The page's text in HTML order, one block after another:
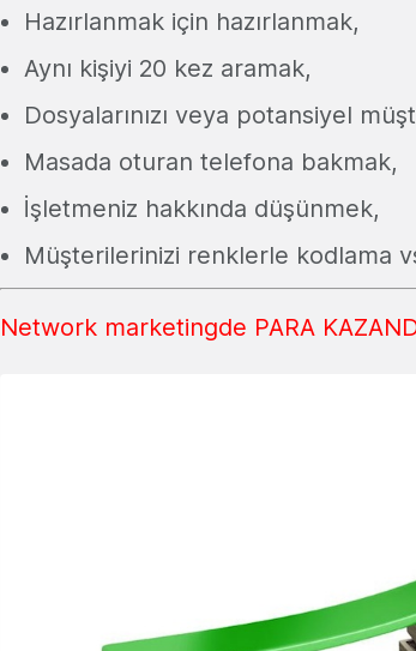
Hazırlanmak için hazırlanmak,
Aynı kişiyi 20 kez aramak,
Dosyalarınızı veya potansiyel
Masada oturan telefona bakmak,
İşletmeniz hakkında düşünmek,
Müşterilerinizi renklerle kodlama
Network marketingde PARA